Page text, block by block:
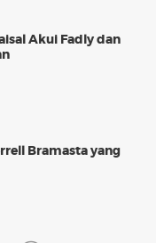
Akui Fadly dan
Bramasta yang